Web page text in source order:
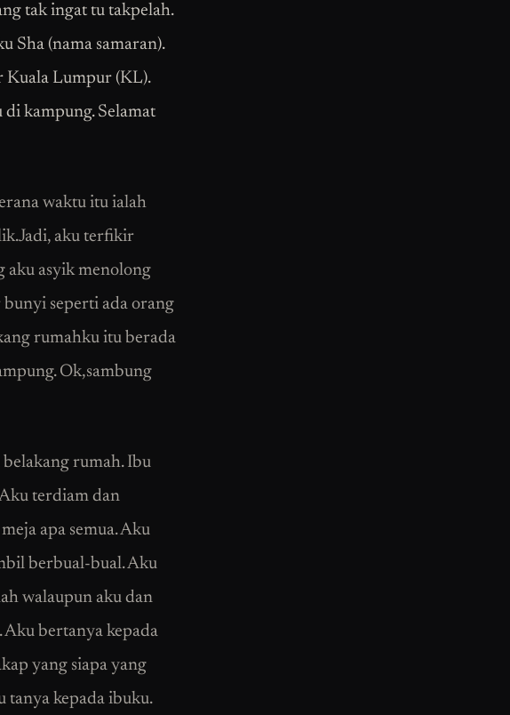
tak ingat tu takpelah.
Sha (nama samaran).
Kuala Lumpur (KL).
kampung. Selamat
waktu itu ialah
aku terfikir
aku asyik menolong
seperti ada orang
rumahku itu berada
Ok,sambung
rumah. Ibu
Aku terdiam dan
apa semua. Aku
berbual-bual. Aku
walaupun aku dan
Aku bertanya kepada
yang siapa yang
tanya kepada ibuku.